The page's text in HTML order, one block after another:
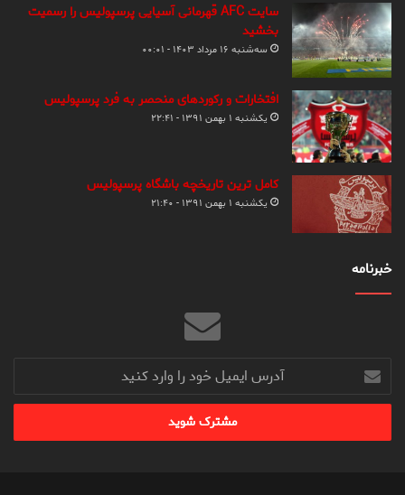
سایت AFC قهرمانی آسیایی پرسپولیس را رسمیت
بخشید
سه‌شنبه ۱۶ مرداد ۱۴۰۳ - ۰۰:۰۱
افتخارات و رکوردهای منحصر به فرد پرسپولیس
یکشنبه ۱ بهمن ۱۳۹۱ - ۲۲:۴۱
کامل ترین تاریخچه باشگاه پرسپولیس
یکشنبه ۱ بهمن ۱۳۹۱ - ۲۱:۴۰
خبرنامه
آدرس
ایمیل
خود
وارد